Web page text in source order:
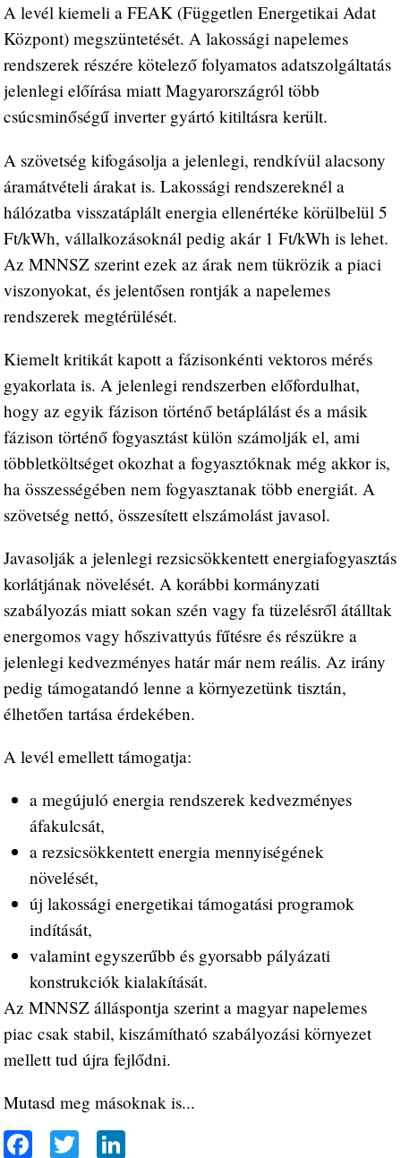
A levél kiemeli a FEAK (Független Energetikai Adat
Központ) megszüntetését. A lakossági napelemes
rendszerek részére kötelező folyamatos adatszolgáltatás
jelenlegi előírása miatt Magyarországról több
csúcsminőségű inverter gyártó kitiltásra került.
A szövetség kifogásolja a jelenlegi, rendkívül alacsony
áramátvételi árakat is. Lakossági rendszereknél a
hálózatba visszatáplált energia ellenértéke körülbelül 5
Ft/kWh, vállalkozásoknál pedig akár 1 Ft/kWh is lehet.
Az MNNSZ szerint ezek az árak nem tükrözik a piaci
viszonyokat, és jelentősen rontják a napelemes
rendszerek megtérülését.
Kiemelt kritikát kapott a fázisonkénti vektoros mérés
gyakorlata is. A jelenlegi rendszerben előfordulhat,
hogy az egyik fázison történő betáplálást és a másik
fázison történő fogyasztást külön számolják el, ami
többletköltséget okozhat a fogyasztóknak még akkor is,
ha összességében nem fogyasztanak több energiát. A
szövetség nettó, összesített elszámolást javasol.
Javasolják a jelenlegi rezsicsökkentett energiafogyasztás
korlátjának növelését. A korábbi kormányzati
szabályozás miatt sokan szén vagy fa tüzelésről átálltak
energomos vagy hőszivattyús fűtésre és részükre a
jelenlegi kedvezményes határ már nem reális. Az irány
pedig támogatandó lenne a környezetünk tisztán,
élhetően tartása érdekében.
A levél emellett támogatja:
a megújuló energia rendszerek kedvezményes
áfakulcsát,
a rezsicsökkentett energia mennyiségének
növelését,
új lakossági energetikai támogatási programok
indítását,
valamint egyszerűbb és gyorsabb pályázati
konstrukciók kialakítását.
Az MNNSZ álláspontja szerint a magyar napelemes
piac csak stabil, kiszámítható szabályozási környezet
mellett tud újra fejlődni.
Mutasd meg másoknak is...
Fa T